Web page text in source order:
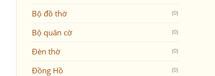
Bộ đồ thờ (0)
Bộ quân cờ (0)
Đèn thờ (0)
Đồng Hồ (0)